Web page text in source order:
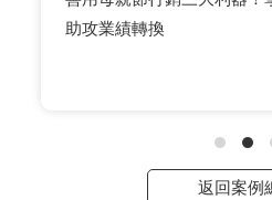
ASICS 傳奇鞋款- GEL-
返回案例